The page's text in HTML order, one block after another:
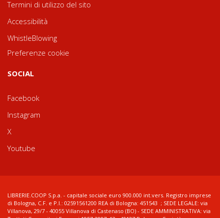
Termini di utilizzo del sito
Accessibilità
WhistleBlowing
Preferenze cookie
SOCIAL
Facebook
Instagram
X
Youtube
LIBRERIE.COOP S.p.a. - capitale sociale euro 900.000 int.vers. Registro imprese
di Bologna, C.F. e P.I.: 02591561200 REA di Bologna: 451543 ; SEDE LEGALE: via
Villanova, 29/7 - 40055 Villanova di Castenaso (BO) - SEDE AMMINISTRATIVA: via